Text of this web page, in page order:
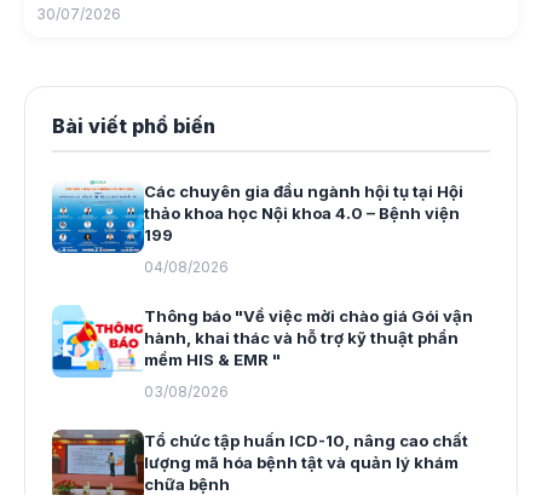
30/07/2026
Bài viết phổ biến
Các chuyên gia đầu ngành hội tụ tại Hội
thảo khoa học Nội khoa 4.0 – Bệnh viện
199
04/08/2026
Thông báo "Về việc mời chào giá Gói vận
hành, khai thác và hỗ trợ kỹ thuật phần
mềm HIS & EMR "
03/08/2026
Tổ chức tập huấn ICD-10, nâng cao chất
lượng mã hóa bệnh tật và quản lý khám
chữa bệnh